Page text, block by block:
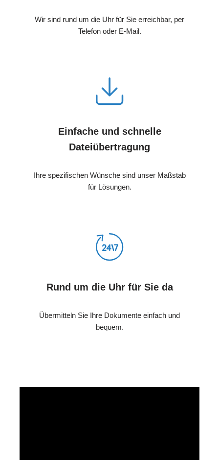
Wir sind rund um die Uhr für Sie erreichbar, per
Telefon oder E-Mail.
Einfache und schnelle
Dateiübertragung
Ihre spezifischen Wünsche sind unser Maßstab
für Lösungen.
Rund um die Uhr für Sie da
Übermitteln Sie Ihre Dokumente einfach und
bequem.